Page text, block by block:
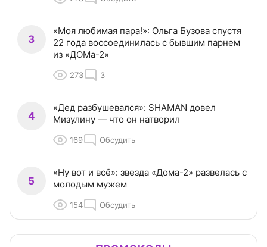
3
«Моя любимая пара!»: Ольга Бузова спустя
22 года воссоединилась с бывшим парнем
из «ДОМа-2»
273 3
4
«Дед разбушевался»: SHAMAN довел
Мизулину — что он натворил
169 Обсудить
5
«Ну вот и всё»: звезда «Дома-2» развелась с
молодым мужем
154 Обсудить